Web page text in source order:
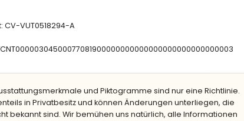
VUT0518294-A
und Piktogramme sind nur eine Richtlinie.
in Privatbesitz und können Änderungen unterliegen, die
bekannt sind. Wir bemühen uns natürlich, alle Informationen